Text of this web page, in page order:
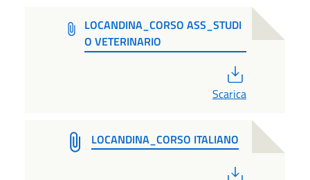
LOCANDINA_CORSO ASS_STUDI
O VETERINARIO
Scarica
LOCANDINA_CORSO ITALIANO